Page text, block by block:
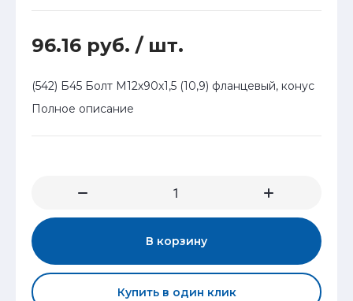
96.16 руб. / шт.
(542) Б45 Болт М12х90х1,5 (10,9) фланцевый, конус
Полное описание
В корзину
Купить в один клик